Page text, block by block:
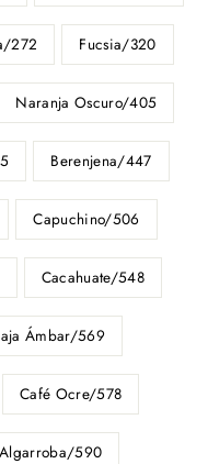
272 Fucsia/320
Naranja Oscuro/405
Berenjena/447
Capuchino/506
Cacahuate/548
Ámbar/569
Café Ocre/578
590